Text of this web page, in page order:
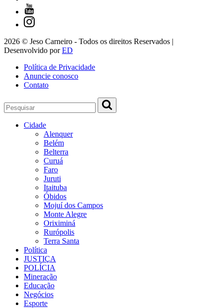
2026 © Jeso Carneiro - Todos os direitos Reservados |
Desenvolvido porED
Política de Privacidade
Anuncie conosco
Contato
Cidade
Alenquer
Belém
Belterra
Curuá
Faro
Juruti
Itaituba
Óbidos
Mojuí dos Campos
Monte Alegre
Oriximiná
Rurópolis
Terra Santa
Política
JUSTIÇA
POLÍCIA
Mineração
Educação
Negócios
Esporte